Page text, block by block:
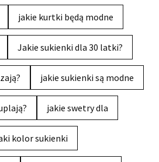
jakie kurtki będą modne
Jakie sukienki dla 30 latki?
jakie sukienki są modne
jakie swetry dla
kolor sukienki